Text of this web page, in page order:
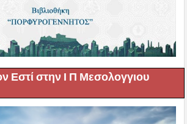
Εστί στην Ι Π Μεσολογγιου